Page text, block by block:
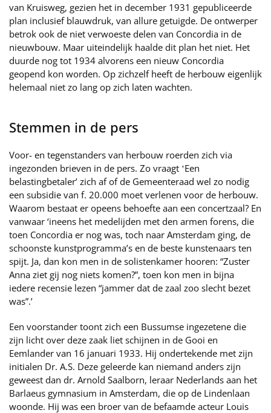
van Kruisweg, gezien het in december 1931 gepubliceerde
plan inclusief blauwdruk, van allure getuigde. De ontwerper
betrok ook de niet verwoeste delen van Concordia in de
nieuwbouw. Maar uiteindelijk haalde dit plan het niet. Het
duurde nog tot 1934 alvorens een nieuw Concordia
geopend kon worden. Op zichzelf heeft de herbouw eigenlijk
helemaal niet zo lang op zich laten wachten.
Stemmen in de pers
Voor- en tegenstanders van herbouw roerden zich via
ingezonden brieven in de pers. Zo vraagt ‛Een
belastingbetaler’ zich af of de Gemeenteraad wel zo nodig
een subsidie van f. 20.000 moet verlenen voor de herbouw.
Waarom bestaat er opeens behoefte aan een concertzaal? En
vanwaar ‘ineens het medelijden met den armen forens, die
toen Concordia er nog was, toch naar Amsterdam ging, de
schoonste kunstprogramma’s en de beste kunstenaars ten
spijt. Ja, dan kon men in de solistenkamer hooren: “Zuster
Anna ziet gij nog niets komen?”, toen kon men in bijna
iedere recensie lezen “jammer dat de zaal zoo slecht bezet
was”.’
Een voorstander toont zich een Bussumse ingezetene die
zijn licht over deze zaak liet schijnen in de Gooi en
Eemlander van 16 januari 1933. Hij ondertekende met zijn
initialen Dr. A.S. Deze geleerde kan niemand anders zijn
geweest dan dr. Arnold Saalborn, leraar Nederlands aan het
Barlaeus gymnasium in Amsterdam, die op de Lindenlaan
woonde. Hij was een broer van de befaamde acteur Louis